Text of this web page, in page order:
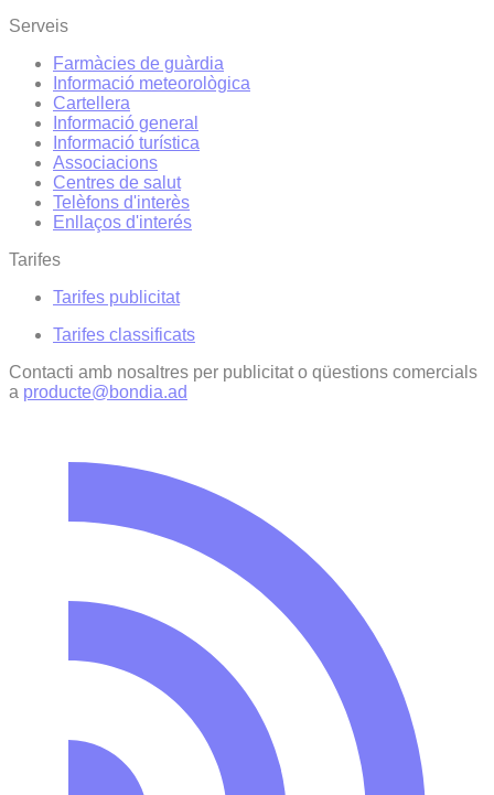
Serveis
Farmàcies de guàrdia
Informació meteorològica
Cartellera
Informació general
Informació turística
Associacions
Centres de salut
Telèfons d'interès
Enllaços d'interés
Tarifes
Tarifes publicitat
Tarifes classificats
Contacti amb nosaltres per publicitat o qüestions comercials
a producte@bondia.ad